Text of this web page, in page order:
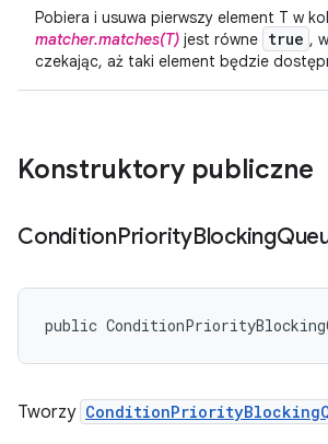
Pobiera i usuwa pierwszy element T w
matcher.matches(T) jest równe true ,
czekając, aż taki element będzie
Konstruktory publiczne
ConditionPriorityBlocking
public
Tworzy